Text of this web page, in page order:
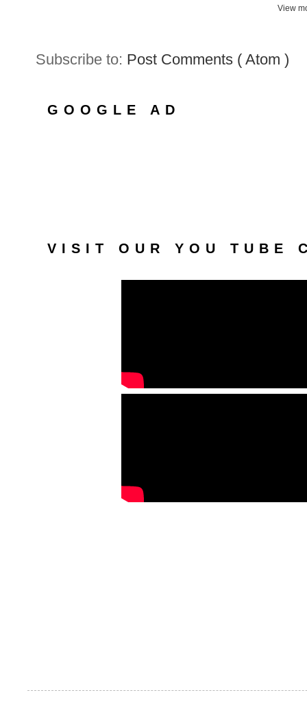
View
Subscribe to: Post Comments ( Atom )
GOOGLE AD
VISIT OUR YOU TUBE